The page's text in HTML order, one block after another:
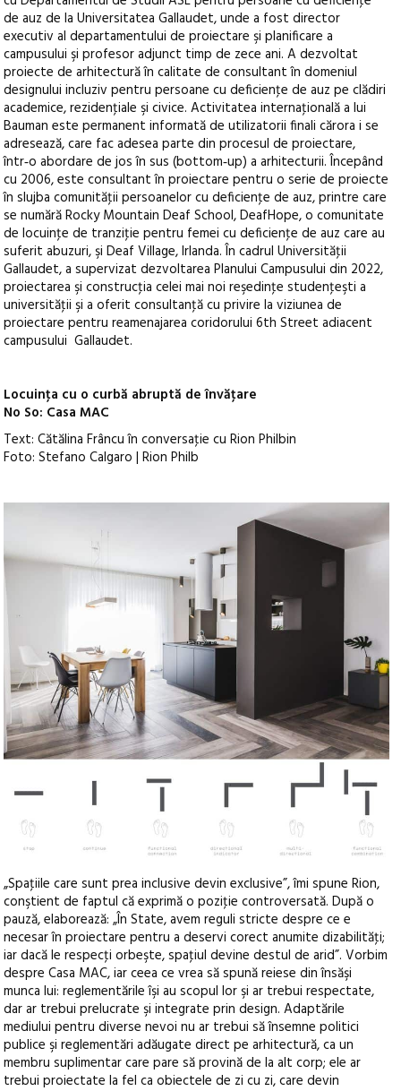
de auz de la Universitatea Gallaudet, unde a fost director
executiv al departamentului de proiectare şi planificare a
campusului şi profesor adjunct timp de zece ani. A dezvoltat
proiecte de arhitectură în calitate de consultant în domeniul
designului incluziv pentru persoane cu deficienţe de auz pe clădiri
academice, rezidenţiale şi civice. Activitatea internaţională a lui
Bauman este permanent informată de utilizatorii finali cărora i se
adresează, care fac adesea parte din procesul de proiectare,
într‑o abordare de jos în sus (bottom‑up) a arhitecturii. Începând
cu 2006, este consultant în proiectare pentru o serie de proiecte
în slujba comunităţii persoanelor cu deficienţe de auz, printre care
se numără Rocky Mountain Deaf School, DeafHope, o comunitate
de locuinţe de tranziţie pentru femei cu deficienţe de auz care au
suferit abuzuri, şi Deaf Village, Irlanda. În cadrul Universităţii
Gallaudet, a supervizat dezvoltarea Planului Campusului din 2022,
proiectarea şi construcţia celei mai noi reşedinţe studenţeşti a
universităţii şi a oferit consultanţă cu privire la viziunea de
proiectare pentru reamenajarea coridorului 6th Street adiacent
campusului Gallaudet.
Locuinţa cu o curbă abruptă de învăţare
No So: Casa MAC
Text: Cătălina Frâncu în conversaţie cu Rion Philbin
Foto: Stefano Calgaro | Rion Philb
„Spaţiile care sunt prea inclusive devin exclusive”, îmi spune Rion,
conştient de faptul că exprimă o poziţie controversată. După o
pauză, elaborează: „În State, avem reguli stricte despre ce e
necesar în proiectare pentru a deservi corect anumite dizabilităţi;
iar dacă le respecţi orbeşte, spaţiul devine destul de arid”. Vorbim
despre Casa MAC, iar ceea ce vrea să spună reiese din însăşi
munca lui: reglementările îşi au scopul lor şi ar trebui respectate,
dar ar trebui prelucrate şi integrate prin design. Adaptările
mediului pentru diverse nevoi nu ar trebui să însemne politici
publice şi reglementări adăugate direct pe arhitectură, ca un
membru suplimentar care pare să provină de la alt corp; ele ar
trebui proiectate la fel ca obiectele de zi cu zi, care devin